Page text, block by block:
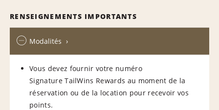
RENSEIGNEMENTS IMPORTANTS
Modalités
Vous devez fournir votre numéro
Signature TailWins Rewards au moment de la
réservation ou de la location pour recevoir vos
points.